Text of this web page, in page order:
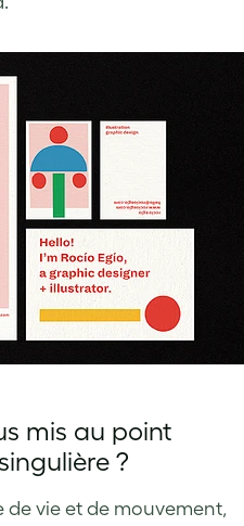
mis au point
?
de vie et de mouvement,